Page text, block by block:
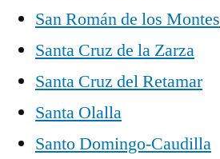
San Román de los Montes
Santa Cruz de la Zarza
Santa Cruz del Retamar
Santa Olalla
Santo Domingo-Caudilla